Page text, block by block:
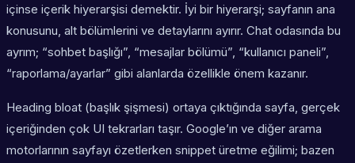
içinse içerik hiyerarşisi demektir. İyi bir hiyerarşi; sayfanın ana
konusunu, alt bölümlerini ve detaylarını ayırır. Chat odasında bu
ayrım; “sohbet başlığı”, “mesajlar bölümü”, “kullanıcı paneli”,
“raporlama/ayarlar” gibi alanlarda özellikle önem kazanır.
Heading bloat (başlık şişmesi) ortaya çıktığında sayfa, gerçek
içeriğinden çok UI tekrarları taşır. Google’ın ve diğer arama
motorlarının sayfayı özetlerken snippet üretme eğilimi; bazen